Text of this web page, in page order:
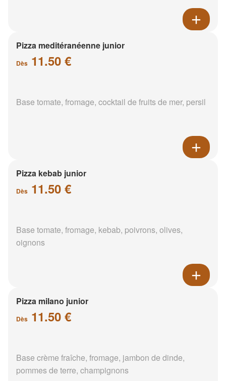
Pizza meditéranéenne junior
Dès 11.50 €
Base tomate, fromage, cocktail de fruits de mer, persil
Pizza kebab junior
Dès 11.50 €
Base tomate, fromage, kebab, poivrons, olives,
oignons
Pizza milano junior
Dès 11.50 €
Base crème fraîche, fromage, jambon de dinde,
pommes de terre, champignons